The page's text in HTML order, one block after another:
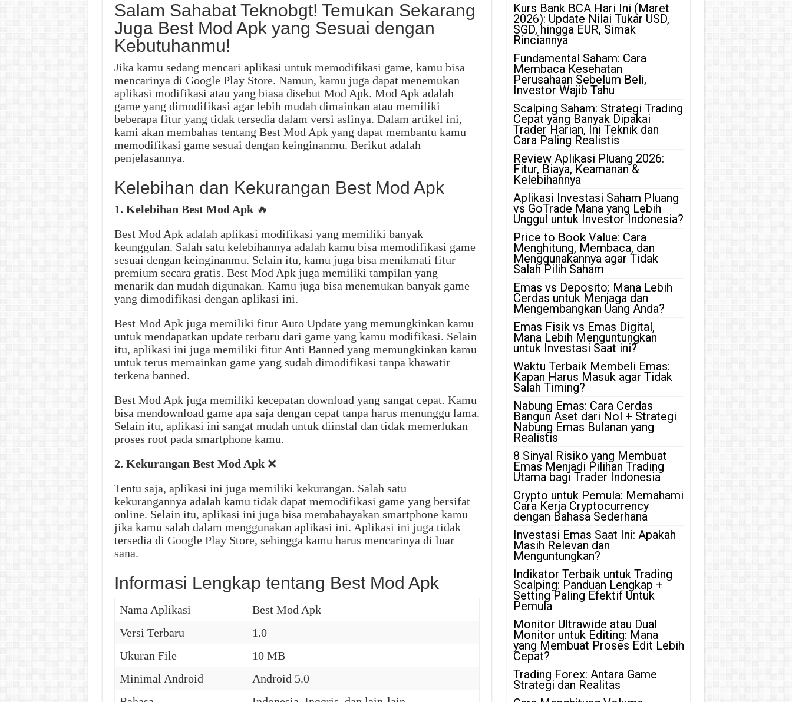
Salam Sahabat Teknobgt! Temukan Sekarang
Juga Best Mod Apk yang Sesuai dengan
Kebutuhanmu!
Jika kamu sedang mencari aplikasi untuk memodifikasi game, kamu bisa
mencarinya di Google Play Store. Namun, kamu juga dapat menemukan
aplikasi modifikasi atau yang biasa disebut Mod Apk. Mod Apk adalah
game yang dimodifikasi agar lebih mudah dimainkan atau memiliki
beberapa fitur yang tidak tersedia dalam versi aslinya. Dalam artikel ini,
kami akan membahas tentang Best Mod Apk yang dapat membantu kamu
memodifikasi game sesuai dengan keinginanmu. Berikut adalah
penjelasannya.
Kelebihan dan Kekurangan Best Mod Apk
1. Kelebihan Best Mod Apk🔥
Best Mod Apk adalah aplikasi modifikasi yang memiliki banyak
keunggulan. Salah satu kelebihannya adalah kamu bisa memodifikasi game
sesuai dengan keinginanmu. Selain itu, kamu juga bisa menikmati fitur
premium secara gratis. Best Mod Apk juga memiliki tampilan yang
menarik dan mudah digunakan. Kamu juga bisa menemukan banyak game
yang dimodifikasi dengan aplikasi ini.
Best Mod Apk juga memiliki fitur Auto Update yang memungkinkan kamu
untuk mendapatkan update terbaru dari game yang kamu modifikasi. Selain
itu, aplikasi ini juga memiliki fitur Anti Banned yang memungkinkan kamu
untuk terus memainkan game yang sudah dimodifikasi tanpa khawatir
terkena banned.
Best Mod Apk juga memiliki kecepatan download yang sangat cepat. Kamu
bisa mendownload game apa saja dengan cepat tanpa harus menunggu lama.
Selain itu, aplikasi ini sangat mudah untuk diinstal dan tidak memerlukan
proses root pada smartphone kamu.
2. Kekurangan Best Mod Apk❌
Tentu saja, aplikasi ini juga memiliki kekurangan. Salah satu
kekurangannya adalah kamu tidak dapat memodifikasi game yang bersifat
online. Selain itu, aplikasi ini juga bisa membahayakan smartphone kamu
jika kamu salah dalam menggunakan aplikasi ini. Aplikasi ini juga tidak
tersedia di Google Play Store, sehingga kamu harus mencarinya di luar
sana.
Informasi Lengkap tentang Best Mod Apk
Nama Aplikasi
Best Mod Apk
Versi Terbaru
1.0
Ukuran File
10 MB
Minimal Android
Android 5.0
Kurs Bank BCA Hari Ini (Maret
2026): Update Nilai Tukar USD,
SGD, hingga EUR, Simak
Rinciannya
Fundamental Saham: Cara
Membaca Kesehatan
Perusahaan Sebelum Beli,
Investor Wajib Tahu
Scalping Saham: Strategi Trading
Cepat yang Banyak Dipakai
Trader Harian, Ini Teknik dan
Cara Paling Realistis
Review Aplikasi Pluang 2026:
Fitur, Biaya, Keamanan &
Kelebihannya
Aplikasi Investasi Saham Pluang
vs GoTrade Mana yang Lebih
Unggul untuk Investor Indonesia?
Price to Book Value: Cara
Menghitung, Membaca, dan
Menggunakannya agar Tidak
Salah Pilih Saham
Emas vs Deposito: Mana Lebih
Cerdas untuk Menjaga dan
Mengembangkan Uang Anda?
Emas Fisik vs Emas Digital,
Mana Lebih Menguntungkan
untuk Investasi Saat ini?
Waktu Terbaik Membeli Emas:
Kapan Harus Masuk agar Tidak
Salah Timing?
Nabung Emas: Cara Cerdas
Bangun Aset dari Nol + Strategi
Nabung Emas Bulanan yang
Realistis
8 Sinyal Risiko yang Membuat
Emas Menjadi Pilihan Trading
Utama bagi Trader Indonesia
Crypto untuk Pemula: Memahami
Cara Kerja Cryptocurrency
dengan Bahasa Sederhana
Investasi Emas Saat Ini: Apakah
Masih Relevan dan
Menguntungkan?
Indikator Terbaik untuk Trading
Scalping: Panduan Lengkap +
Setting Paling Efektif Untuk
Pemula
Monitor Ultrawide atau Dual
Monitor untuk Editing: Mana
yang Membuat Proses Edit Lebih
Cepat?
Trading Forex: Antara Game
Strategi dan Realitas